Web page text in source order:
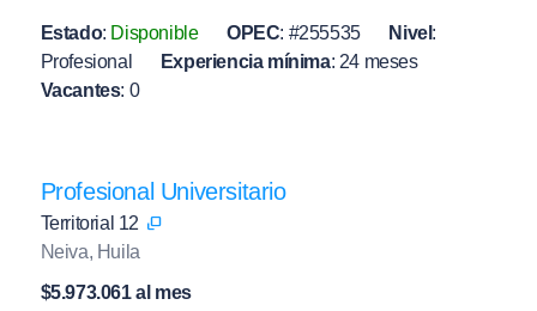
Estado: Disponible OPEC: #255535 Nivel :
Profesional
Experiencia mínima: 24 meses
Vacantes: 0
Profesional Universitario
Territorial 12
Neiva, Huila
$5.973.061 al mes